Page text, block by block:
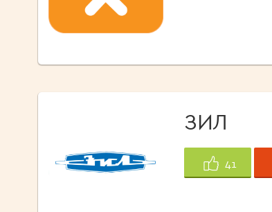
ЗИЛ
41